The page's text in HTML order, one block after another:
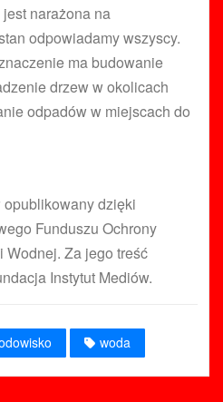
narażona na
odpowiadamy wszyscy.
ma budowanie
drzew w okolicach
odpadów w miejscach do
opublikowany dzięki
Funduszu Ochrony
Wodnej. Za jego treść
Instytut Mediów.
woda